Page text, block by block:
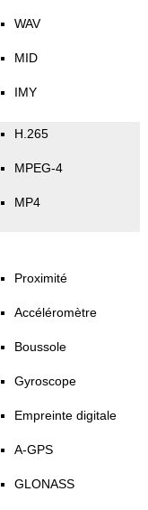
WAV
MID
IMY
H.265
MPEG-4
MP4
Proximité
Accéléromètre
Boussole
Gyroscope
Empreinte digitale
A-GPS
GLONASS